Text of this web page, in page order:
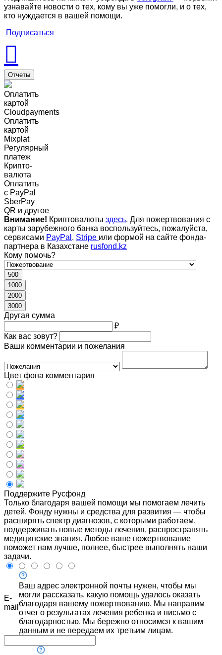
узнавайте новости о тех, кому вы уже помогли, и о тех,
кто нуждается в вашей помощи.
Подписаться
Отчеты
Оплатить
картой
Cloudpayments
Оплатить
картой
Mixplat
Регулярный
платеж
Крипто-
валюта
Оплатить
c PayPal
SberPay
QR и другое
Внимание! Криптовалюты здесь. Для пожертвования с
карты зарубежного банка воспользуйтесь, пожалуйста,
сервисами PayPal , Stripe или формой на сайте фонда-
партнера в Казахстане rusfond.kz
Кому помочь?
500
1000
2000
3000
Другая сумма
₽
Как вас зовут?
Ваши комментарии и пожелания
Цвет фона комментария
Поддержите Русфонд
Только благодаря вашей помощи мы помогаем лечить
детей. Фонду нужны и средства для развития — чтобы
расширять спектр диагнозов, с которыми работаем,
поддерживать новые методы лечения, распространять
медицинские знания. Любое ваше пожертвование
поможет нам лучше, полнее, быстрее выполнять наши
задачи.
E-
mail
Ваш адрес электронной почты нужен, чтобы мы
могли рассказать, какую помощь удалось оказать
благодаря вашему пожертвованию. Мы направим
отчет о результатах лечения ребенка и письмо с
благодарностью. Мы бережно относимся к вашим
данным и не передаем их третьим лицам.